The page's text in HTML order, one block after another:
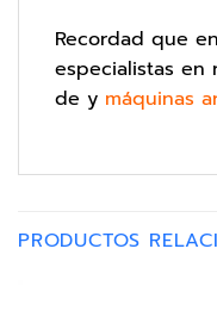
Recordad que en
especialistas en
de y máquinas
PRODUCTOS